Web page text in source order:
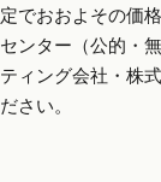
定でおおよその価
センター（公的・
ティング会社・株
ださい。